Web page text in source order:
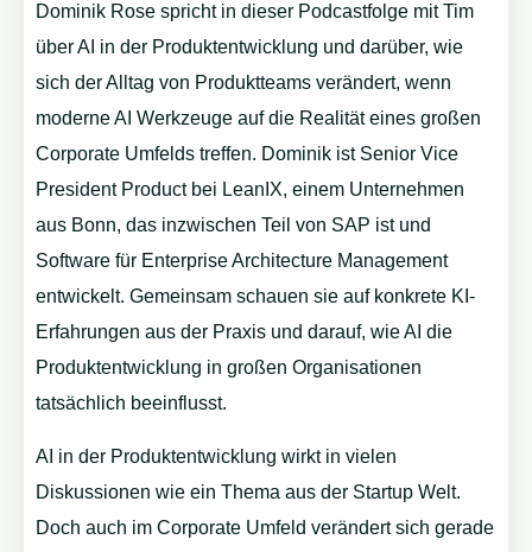
Dominik Rose spricht in dieser Podcastfolge mit Tim
über AI in der Produktentwicklung und darüber, wie
sich der Alltag von Produktteams verändert, wenn
moderne AI Werkzeuge auf die Realität eines großen
Corporate Umfelds treffen. Dominik ist Senior Vice
President Product bei LeanIX, einem Unternehmen
aus Bonn, das inzwischen Teil von SAP ist und
Software für Enterprise Architecture Management
entwickelt. Gemeinsam schauen sie auf konkrete KI-
Erfahrungen aus der Praxis und darauf, wie AI die
Produktentwicklung in großen Organisationen
tatsächlich beeinflusst.
AI in der Produktentwicklung wirkt in vielen
Diskussionen wie ein Thema aus der Startup Welt.
Doch auch im Corporate Umfeld verändert sich gerade